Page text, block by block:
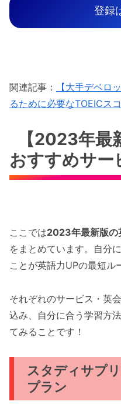
登録
関連記事：
【大手デベロ
るために必要なTOEICス
【2023年最
おすすめサー
ここでは2023年最新版の
をまとめています。自分
ことが英語力UPの最短ル
それぞれのサービス・英
込み、自分に合う学習方
てみることです！
スタディサプ
プラン